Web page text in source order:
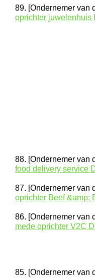
89. [Ondernemer van
oprichter juwelenhuis
88. [Ondernemer van
food delivery service
87. [Ondernemer van
oprichter Beef &amp;
86. [Ondernemer van
mede oprichter V2C
85. [Ondernemer van